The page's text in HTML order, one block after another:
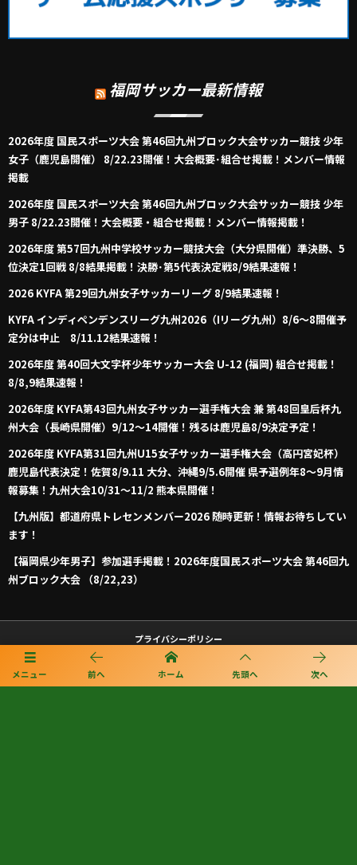
メニュー 前へ ホーム 先頭へ 次へ
福岡サッカー最新情報
2026年度 国民スポーツ大会 第46回九州ブロック大会サッカー競技 少年
女子（鹿児島開催） 8/22.23開催！大会概要･組合せ掲載！メンバー情報
掲載
2026年度 国民スポーツ大会 第46回九州ブロック大会サッカー競技 少年
男子 8/22.23開催！大会概要・組合せ掲載！メンバー情報掲載！
2026年度 第57回九州中学校サッカー競技大会（大分県開催）準決勝、5
位決定1回戦 8/8結果掲載！決勝･第5代表決定戦8/9結果速報！
2026 KYFA 第29回九州女子サッカーリーグ 8/9結果速報！
KYFA インディペンデンスリーグ九州2026（Iリーグ九州）8/6～8開催予
定分は中止 8/11.12結果速報！
2026年度 第40回大文字杯少年サッカー大会 U-12 (福岡) 組合せ掲載！
8/8,9結果速報！
2026年度 KYFA第43回九州女子サッカー選手権大会 兼 第48回皇后杯九
州大会（長崎県開催）9/12～14開催！残るは鹿児島8/9決定予定！
2026年度 KYFA第31回九州U15女子サッカー選手権大会（高円宮妃杯）
鹿児島代表決定！佐賀8/9.11 大分、沖縄9/5.6開催 県予選例年8～9月情
報募集！九州大会10/31～11/2 熊本県開催！
【九州版】都道府県トレセンメンバー2026 随時更新！情報お待ちしてい
ます！
【福岡県少年男子】参加選手掲載！2026年度国民スポーツ大会 第46回九
州ブロック大会 （8/22,23）
プライバシーポリシー
利用規約